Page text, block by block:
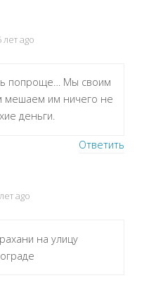
лет ago
попроще… Мы своим
мешаем им ничего не
деньги.
Ответить
ago
на улицу